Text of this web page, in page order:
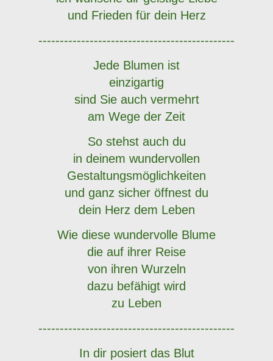
und Frieden für dein Herz
----------------------------------------------
Jede Blumen ist
einzigartig
sind Sie auch vermehrt
am Wege der Zeit
So stehst auch du
in deinem wundervollen
Gestaltungsmöglichkeiten
und ganz sicher öffnest du
dein Herz dem Leben
Wie diese wundervolle Blume
die auf ihrer Reise
von ihren Wurzeln
dazu befähigt wird
zu Leben
----------------------------------------------
In dir posiert das Blut